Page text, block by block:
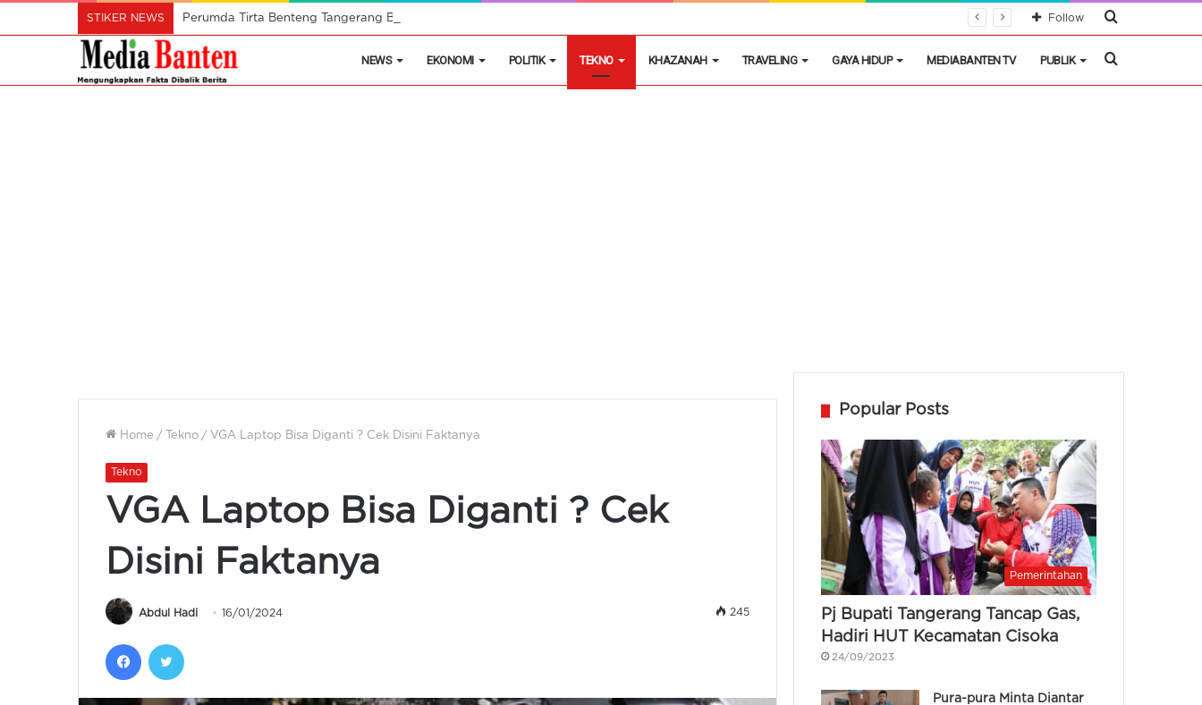
STIKER NEWS Perumda Tirta Benteng Tangerang Beri Diskon 81 % Biaya Pasang Sambungan Baru Air Bersih Cari
Follow
NEWS EKONOMI POLITIK TEKNO KHAZANAH TRAVELING GAYA HIDUP MEDIABANTEN TV PUBLIK Cari
Home / Tekno / VGA Laptop Bisa Diganti ? Cek Disini Faktanya
Tekno
VGA Laptop Bisa Diganti ? Cek
Disini Faktanya
Abdul Hadi 16/01/2024 245
Facebook
Popular Posts
Pemerintahan
Pj Bupati Tangerang Tancap Gas,
Hadiri HUT Kecamatan Cisoka
24/09/2023
Pura-pura Minta Diantar